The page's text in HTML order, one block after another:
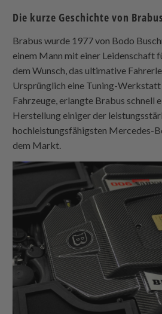
Die kurze Geschichte von Brabus
Brabus wurde 1977 von Bodo
einem Mann mit einer Leidenschaft
dem Wunsch, das ultimative
Ursprünglich eine Tuning-
Fahrzeuge, erlangte Brabus schnell
Herstellung einiger der
hochleistungsfähigsten Mercedes-
dem Markt.